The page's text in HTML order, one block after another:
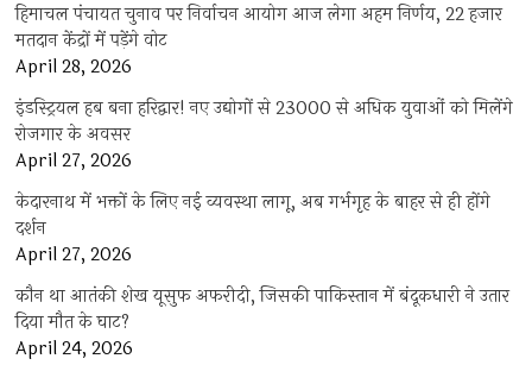
हिमाचल पंचायत चुनाव पर निर्वाचन आयोग आज लेगा अहम निर्णय, 22 हजार
मतदान केंद्रों में पड़ेंगे वोट
April 28, 2026
इंडस्ट्रियल हब बना हरिद्वार! नए उद्योगों से 23000 से अधिक युवाओं को मिलेंगे
रोजगार के अवसर
April 27, 2026
केदारनाथ में भक्तों के लिए नई व्यवस्था लागू, अब गर्भगृह के बाहर से ही होंगे
दर्शन
April 27, 2026
कौन था आतंकी शेख यूसुफ अफरीदी, जिसकी पाकिस्तान में बंदूकधारी ने उतार
दिया मौत के घाट?
April 24, 2026